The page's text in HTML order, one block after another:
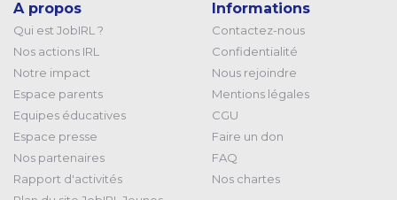
A propos
Qui est JobIRL ?
Nos actions IRL
Notre impact
Espace parents
Equipes éducatives
Espace presse
Nos partenaires
Rapport d'activités
Informations
Contactez-nous
Confidentialité
Nous rejoindre
Mentions légales
CGU
Faire un don
FAQ
Nos chartes